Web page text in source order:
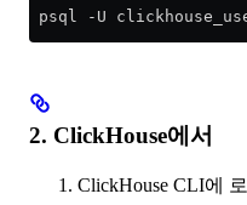
psql -U
2. ClickHouse에서
ClickHouse CLI에